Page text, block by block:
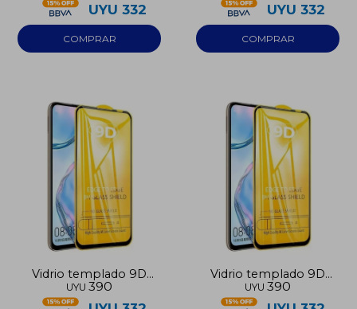
UYU 332 UYU 332
Vidrio templado 9D
Iphone 17 Pro
UYU 390
Vidrio templado 9D
Iphone 15 Pro Max
UYU 390